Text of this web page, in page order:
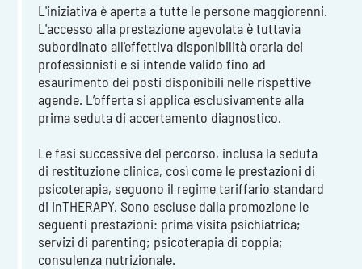
L'iniziativa è aperta a tutte le persone maggiorenni.
L'accesso alla prestazione agevolata è tuttavia
subordinato all'effettiva disponibilità oraria dei
professionisti e si intende valido fino ad
esaurimento dei posti disponibili nelle rispettive
agende. L’offerta si applica esclusivamente alla
prima seduta di accertamento diagnostico.
Le fasi successive del percorso, inclusa la seduta
di restituzione clinica, così come le prestazioni di
psicoterapia, seguono il regime tariffario standard
di inTHERAPY. Sono escluse dalla promozione le
seguenti prestazioni: prima visita psichiatrica;
servizi di parenting; psicoterapia di coppia;
consulenza nutrizionale.